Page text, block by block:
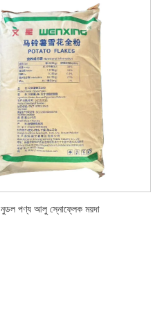
নুডল পণ্য আলু স্নোফ্লেক ময়দা